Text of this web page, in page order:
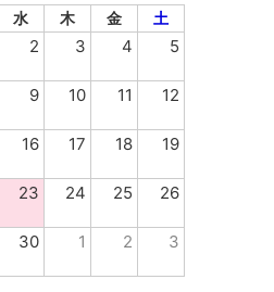
水 木 金 土
2 3 4 5
9 10 11 12
16 17 18 19
23 24 25 26
30 1 2 3